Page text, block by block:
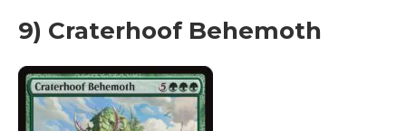
9) Craterhoof Behemoth